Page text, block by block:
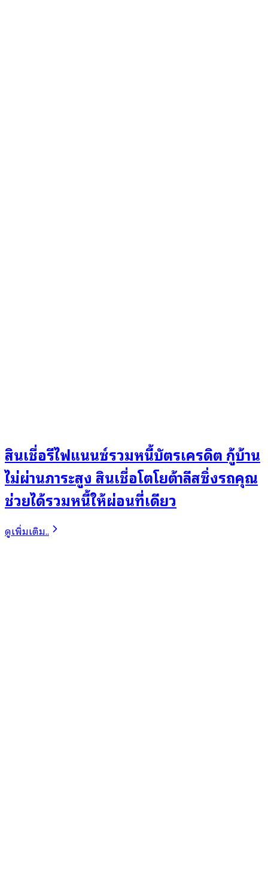
สินเชื่อรีไฟแนนซ์รวมหนี้บัตรเครดิต กู้บ้าน
ไม่ผ่านภาระสูง สินเชื่อโตโยต้าลีสซิ่งรถคุณ
ช่วยได้รวมหนี้ให้ผ่อนที่เดียว
ดูเพิ่มเติม..